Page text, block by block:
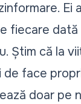
Ei
fiecare dată
Știm că la
face
doar pe